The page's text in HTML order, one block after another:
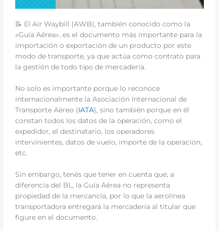
📝 El Air Waybill (AWB), también conocido como la
«Guía Aérea», es el documento más importante para la
importación o exportación de un producto por este
modo de transporte, ya que actúa como contrato para
la gestión de todo tipo de mercadería.
No solo es importante porque lo reconoce
internacionalmente la Asociación Internacional de
Transporte Aéreo (IATA), sino también porque en él
constan todos los datos de la operación, como el
expedidor, el destinatario, los operadores
intervinientes, datos de vuelo, importe de la operación,
etc.
Sin embargo, tenés que tener en cuenta que, a
diferencia del BL, la Guía Aérea no representa
propiedad de la mercancía, por lo que la aerolínea
transportadora entregará la mercadería al titular que
figure en el documento.